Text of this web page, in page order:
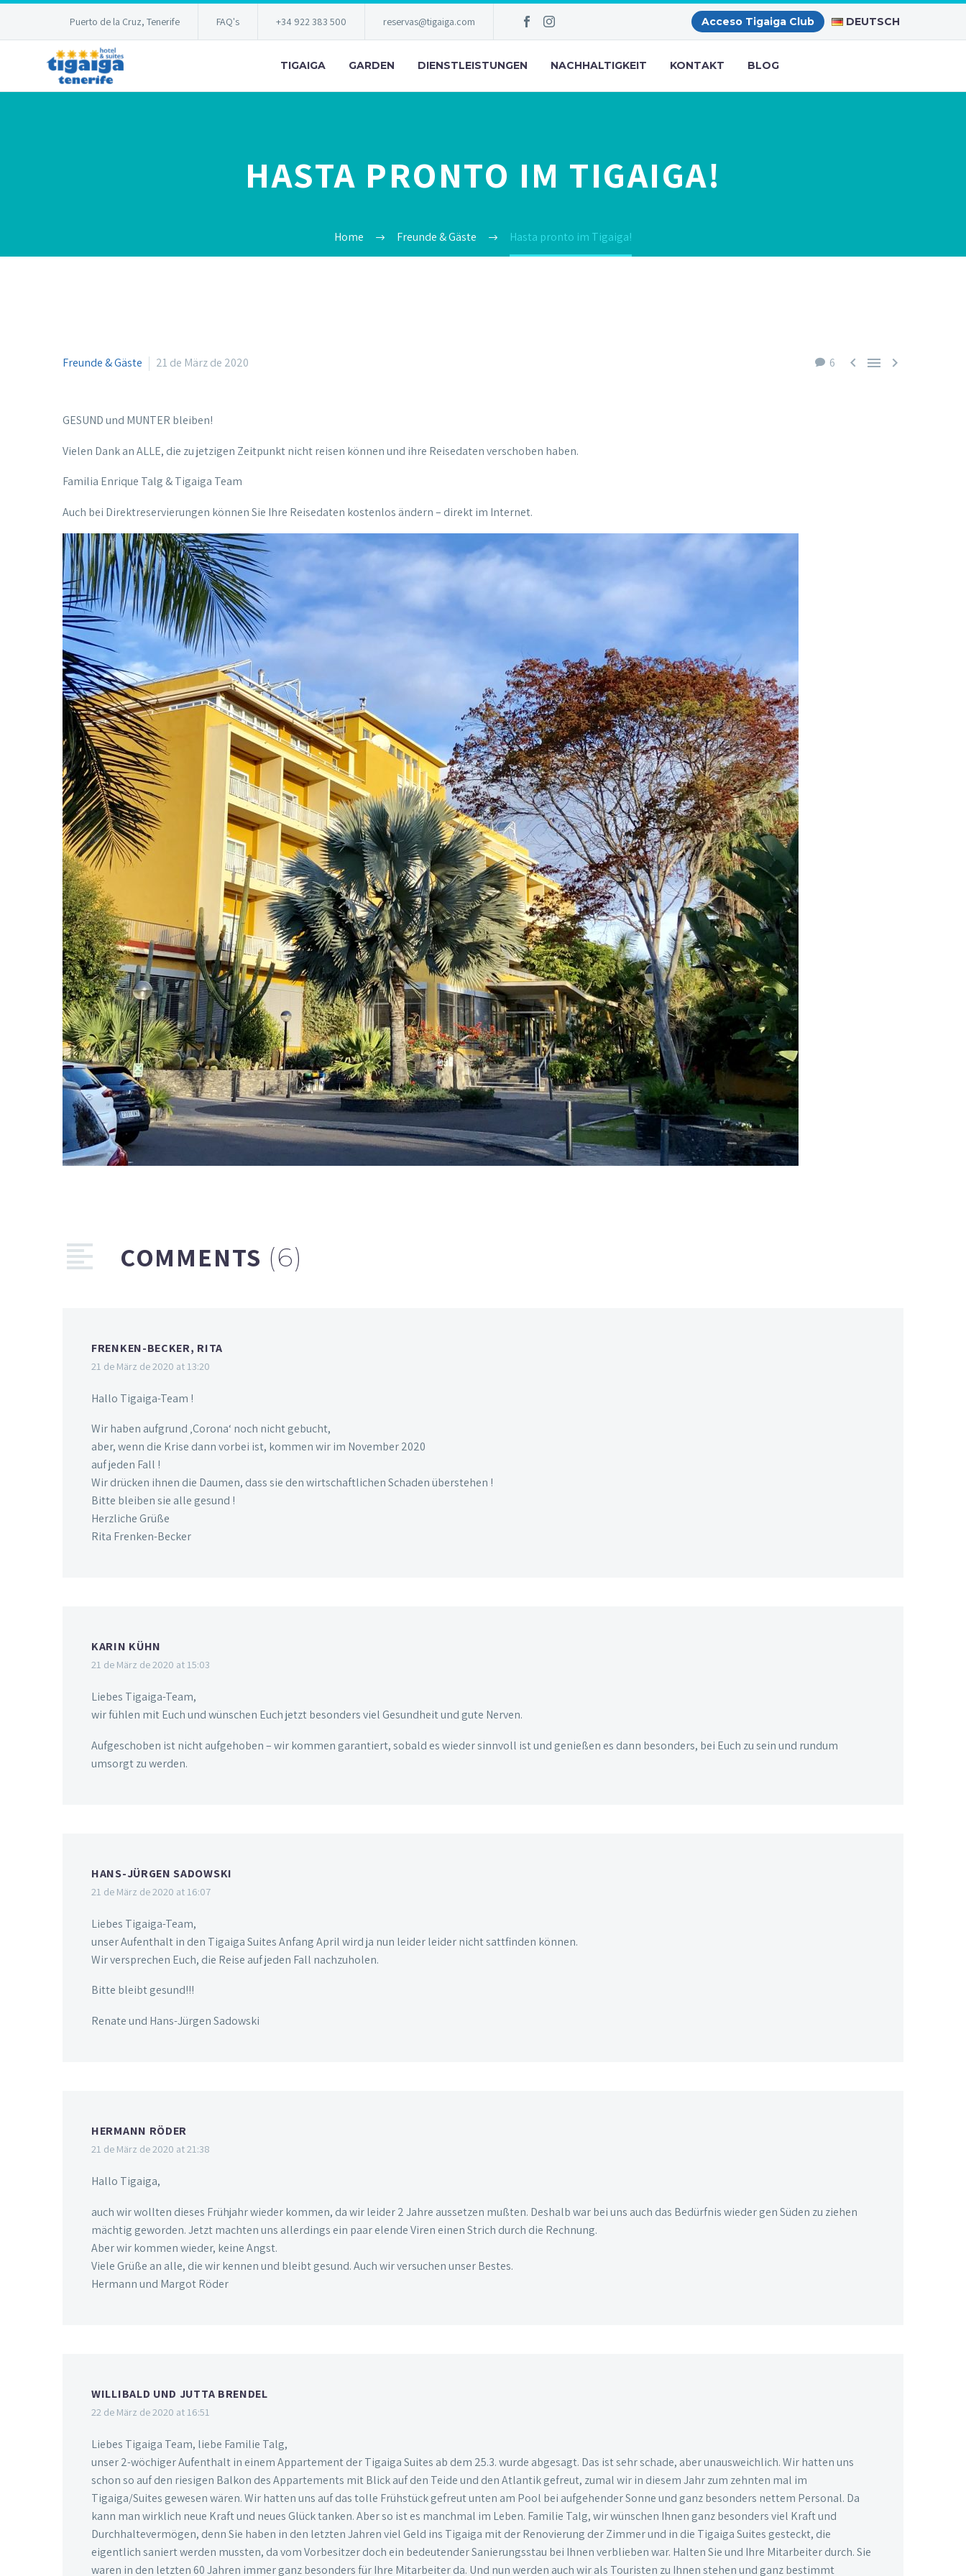
Puerto de la Cruz, Tenerife FAQ's +34 922 383 500 reservas@tigaiga.com Acceso Tigaiga Club DEUTSCH
TIGAIGA GARDEN DIENSTLEISTUNGEN NACHHALTIGKEIT KONTAKT BLOG
HASTA PRONTO IM TIGAIGA!
Home Freunde & Gäste Hasta pronto im Tigaiga!
6   
Freunde & Gäste 21 de März de 2020
GESUND und MUNTER bleiben!
Vielen Dank an ALLE, die zu jetzigen Zeitpunkt nicht reisen können und ihre Reisedaten verschoben haben.
Familia Enrique Talg & Tigaiga Team
Auch bei Direktreservierungen können Sie Ihre Reisedaten kostenlos ändern – direkt im Internet.
COMMENTS (6)
FRENKEN-BECKER, RITA
21 de März de 2020 at 13:20
Hallo Tigaiga-Team !
Wir haben aufgrund ‚Corona‘ noch nicht gebucht,
aber, wenn die Krise dann vorbei ist, kommen wir im November 2020
auf jeden Fall !
Wir drücken ihnen die Daumen, dass sie den wirtschaftlichen Schaden überstehen !
Bitte bleiben sie alle gesund !
Herzliche Grüße
Rita Frenken-Becker
KARIN KÜHN
21 de März de 2020 at 15:03
Liebes Tigaiga-Team,
wir fühlen mit Euch und wünschen Euch jetzt besonders viel Gesundheit und gute Nerven.
Aufgeschoben ist nicht aufgehoben – wir kommen garantiert, sobald es wieder sinnvoll ist und genießen es dann besonders, bei Euch zu sein und rundum
umsorgt zu werden.
HANS-JÜRGEN SADOWSKI
21 de März de 2020 at 16:07
Liebes Tigaiga-Team,
unser Aufenthalt in den Tigaiga Suites Anfang April wird ja nun leider leider nicht sattfinden können.
Wir versprechen Euch, die Reise auf jeden Fall nachzuholen.
Bitte bleibt gesund!!!
Renate und Hans-Jürgen Sadowski
HERMANN RÖDER
21 de März de 2020 at 21:38
Hallo Tigaiga,
auch wir wollten dieses Frühjahr wieder kommen, da wir leider 2 Jahre aussetzen mußten. Deshalb war bei uns auch das Bedürfnis wieder gen Süden zu ziehen
mächtig geworden. Jetzt machten uns allerdings ein paar elende Viren einen Strich durch die Rechnung.
Aber wir kommen wieder, keine Angst.
Viele Grüße an alle, die wir kennen und bleibt gesund. Auch wir versuchen unser Bestes.
Hermann und Margot Röder
WILLIBALD UND JUTTA BRENDEL
22 de März de 2020 at 16:51
Liebes Tigaiga Team, liebe Familie Talg,
unser 2-wöchiger Aufenthalt in einem Appartement der Tigaiga Suites ab dem 25.3. wurde abgesagt. Das ist sehr schade, aber unausweichlich. Wir hatten uns
schon so auf den riesigen Balkon des Appartements mit Blick auf den Teide und den Atlantik gefreut, zumal wir in diesem Jahr zum zehnten mal im
Tigaiga/Suites gewesen wären. Wir hatten uns auf das tolle Frühstück gefreut unten am Pool bei aufgehender Sonne und ganz besonders nettem Personal. Da
kann man wirklich neue Kraft und neues Glück tanken. Aber so ist es manchmal im Leben. Familie Talg, wir wünschen Ihnen ganz besonders viel Kraft und
Durchhaltevermögen, denn Sie haben in den letzten Jahren viel Geld ins Tigaiga mit der Renovierung der Zimmer und in die Tigaiga Suites gesteckt, die
eigentlich saniert werden mussten, da vom Vorbesitzer doch ein bedeutender Sanierungsstau bei Ihnen verblieben war. Halten Sie und Ihre Mitarbeiter durch. Sie
waren in den letzten 60 Jahren immer ganz besonders für Ihre Mitarbeiter da. Und nun werden auch wir als Touristen zu Ihnen stehen und ganz bestimmt